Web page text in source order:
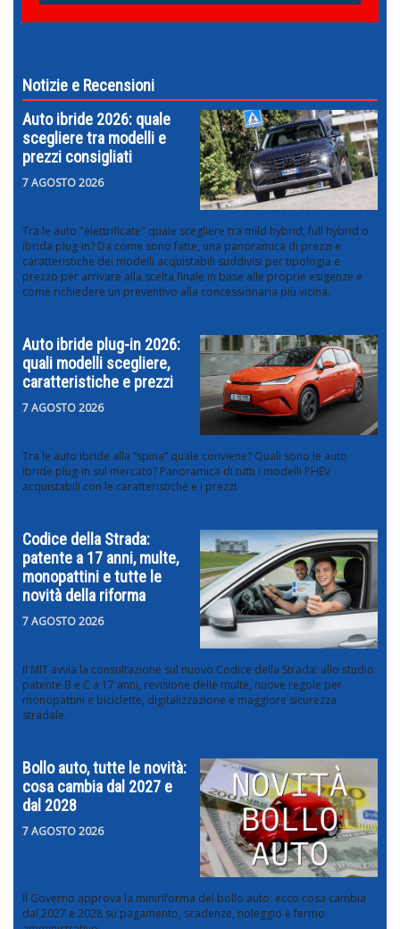
Notizie e Recensioni
Auto ibride 2026: quale
scegliere tra modelli e
prezzi consigliati
7 AGOSTO 2026
Tra le auto "elettrificate" quale scegliere tra mild hybrid, full hybrid o
ibrida plug-in? Da come sono fatte, una panoramica di prezzi e
caratteristiche dei modelli acquistabili suddivisi per tipologia e
prezzo per arrivare alla scelta finale in base alle proprie esigenze e
come richiedere un preventivo alla concessionaria più vicina.
Auto ibride plug-in 2026:
quali modelli scegliere,
caratteristiche e prezzi
7 AGOSTO 2026
Tra le auto ibride alla “spina” quale conviene? Quali sono le auto
ibride plug-in sul mercato? Panoramica di tutti i modelli PHEV
acquistabili con le caratteristiche e i prezzi.
Codice della Strada:
patente a 17 anni, multe,
monopattini e tutte le
novità della riforma
7 AGOSTO 2026
Il MIT avvia la consultazione sul nuovo Codice della Strada: allo studio
patente B e C a 17 anni, revisione delle multe, nuove regole per
monopattini e biciclette, digitalizzazione e maggiore sicurezza
stradale.
Bollo auto, tutte le novità:
cosa cambia dal 2027 e
dal 2028
7 AGOSTO 2026
Il Governo approva la miniriforma del bollo auto: ecco cosa cambia
dal 2027 e 2028 su pagamento, scadenze, noleggio e fermo